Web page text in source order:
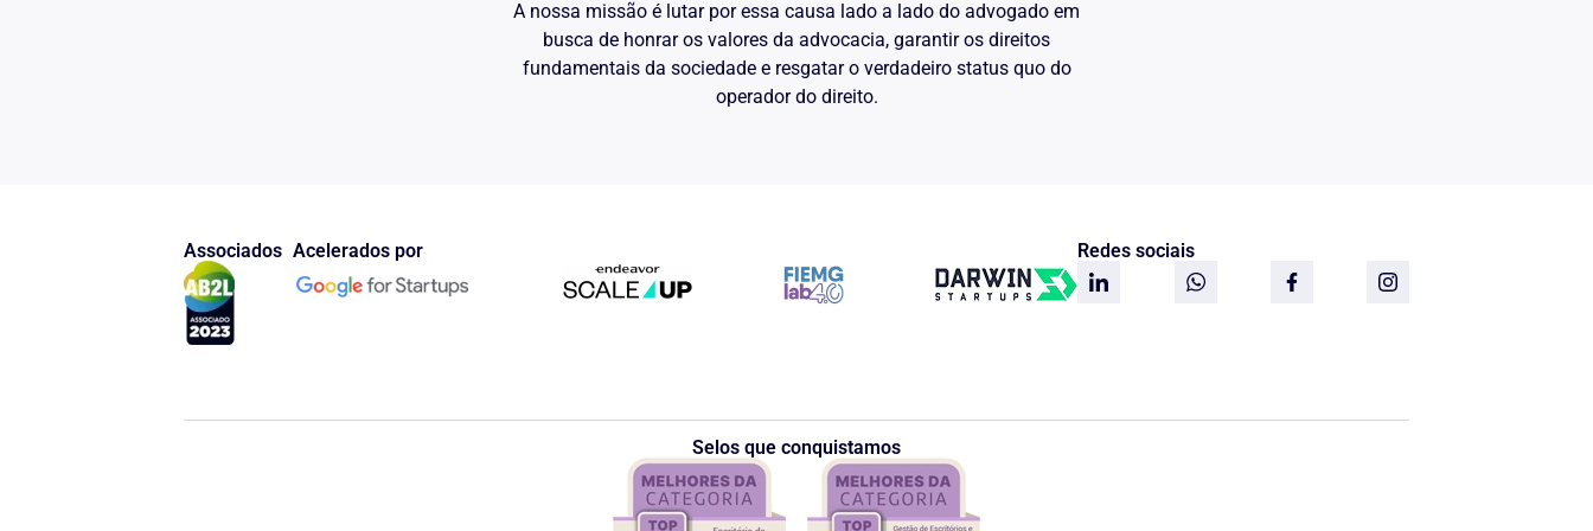
A nossa missão é lutar por essa causa lado a lado do advogado em
busca de honrar os valores da advocacia, garantir os direitos
fundamentais da sociedade e resgatar o verdadeiro status quo do
operador do direito.
Associados Acelerados por Redes sociais
Selos que conquistamos